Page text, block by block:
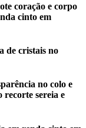
coração e corpo
cinto em
de cristais no
no colo e
recorte sereia e